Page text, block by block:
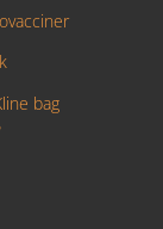
bag